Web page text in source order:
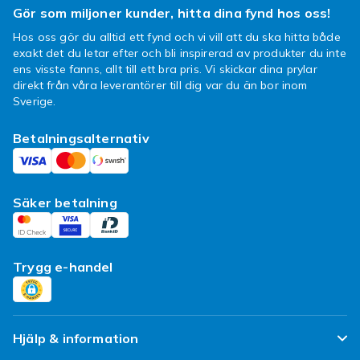
Med snabba skor från Nike blåser
du förbi i löparspåret
Att det spelar roll vad du har på dig när du
tränar är en självklarhet. Det handlar om att
kläderna har hög kvalité. I vårt utbud från Nike
hittar du allt detta! Ska du ut och springa? Med
Nike skor blir du inte bara snygg om fötterna,
du blåser också förbi de andra i löparspåret. Vi
har samlat det bästa av det bästa från Nike,
och eftersom vi tycker att alla har rätten till
utbudet med billigare priser. Välkommen in
fynda, du kommer inte ångra dig!
Gör som miljoner kunder, hitta dina fynd hos oss!
Hos oss gör du alltid ett fynd och vi vill att du ska hitta både
exakt det du letar efter och bli inspirerad av produkter du inte
ens visste fanns, allt till ett bra pris. Vi skickar dina prylar
direkt från våra leverantörer till dig var du än bor inom
Sverige.
Betalningsalternativ
Säker betalning
Trygg e-handel
Hjälp & information